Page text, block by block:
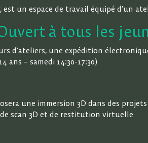
est un espace de travail équipé d’un
à tous les
d’ateliers, une expédition
ans – samedi 14:30-17:30)
une immersion 3D dans des
scan 3D et de restitution virtuelle